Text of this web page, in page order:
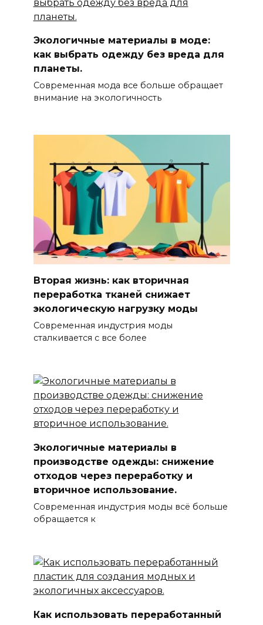
Экологичные материалы в моде:
как выбрать одежду без вреда для
планеты.
Современная мода все больше обращает
внимание на экологичность
Вторая жизнь: как вторичная
переработка тканей снижает
экологическую нагрузку моды
Современная индустрия моды
сталкивается с все более
Экологичные материалы в
производстве одежды: снижение
отходов через переработку и
вторичное использование.
Современная индустрия моды всё больше
обращается к
Как использовать переработанный